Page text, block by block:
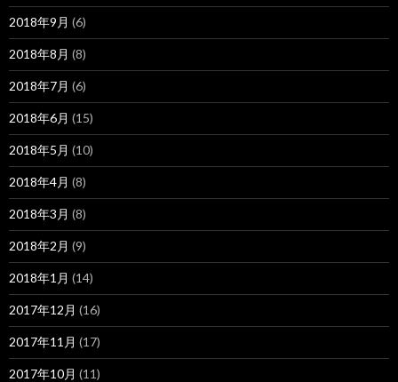
2018年9月 (6)
2018年8月 (8)
2018年7月 (6)
2018年6月 (15)
2018年5月 (10)
2018年4月 (8)
2018年3月 (8)
2018年2月 (9)
2018年1月 (14)
2017年12月 (16)
2017年11月 (17)
2017年10月 (11)